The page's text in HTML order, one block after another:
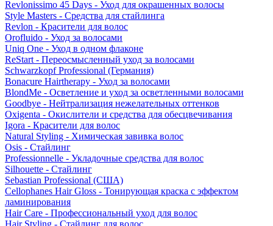
Revlonissimo 45 Days - Уход для окрашенных волосы
Style Masters - Средства для стайлинга
Revlon - Красители для волос
Orofluido - Уход за волосами
Uniq One - Уход в одном флаконе
ReStart - Переосмысленный уход за волосами
Schwarzkopf Professional (Германия)
Bonacure Hairtherapy - Уход за волосами
BlondMe - Осветление и уход за осветленными волосами
Goodbye - Нейтрализация нежелательных оттенков
Oxigenta - Окислители и средства для обесцвечивания
Igora - Красители для волос
Natural Styling - Химическая завивка волос
Osis - Стайлинг
Professionnelle - Укладочные средства для волос
Silhouette - Стайлинг
Sebastian Professional (США)
Cellophanes Hair Gloss - Тонирующая краска с эффектом
ламинирования
Hair Care - Профессиональный уход для волос
Hair Styling - Стайлинг для волос